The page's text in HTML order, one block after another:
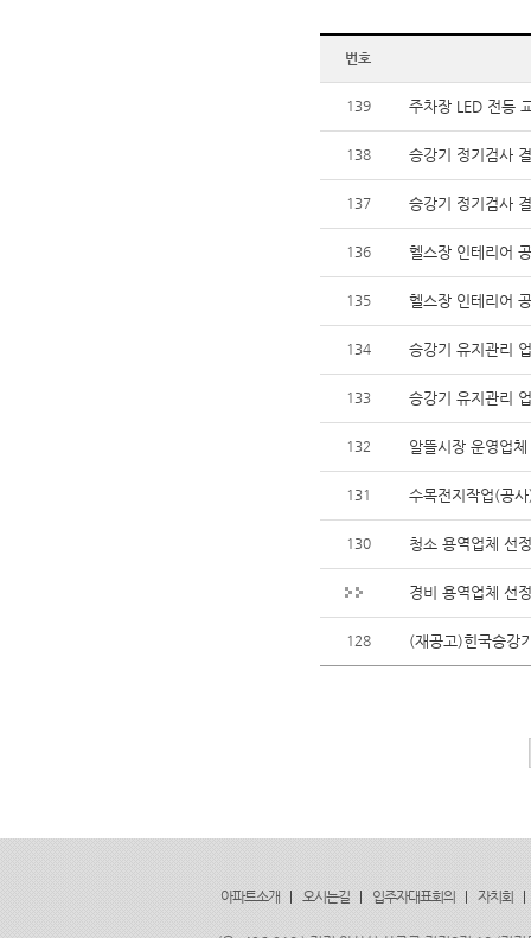
번호
139 주차장 LED 전등
138 승강기 정기검사
137 승강기 정기검사
136 헬스장 인테리어
135 헬스장 인테리어
134 승강기 유지관리
133 승강기 유지관리
132 알뜰시장 운영업
131 수목전지작업(공
130 청소 용역업체 선
경비 용역업체 선
128 (재공고)힌국승강
아파트소개 오시는길 입주자대표회의 자치회